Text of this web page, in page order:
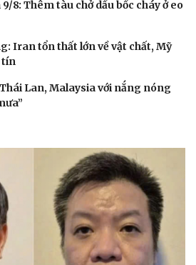
8: Thêm tàu chở dầu bốc cháy ở eo
Iran tổn thất lớn về vật chất, Mỹ
tín
Lan, Malaysia với nắng nóng